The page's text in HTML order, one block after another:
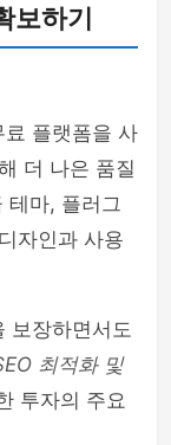
보하기
플랫폼을 사
더 나은 품질
테마, 플러그
자인과 사용
보장하면서도
최적화 및
투자의 주요